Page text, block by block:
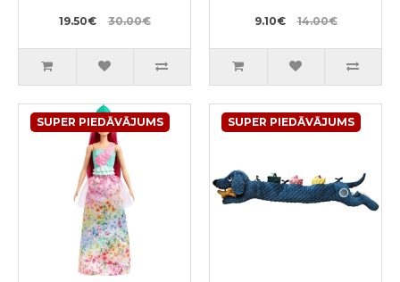
19.50€ 30.00€ 9.10€ 14.00€
SUPER PIEDĀVĀJUMS SUPER PIEDĀVĀJUMS